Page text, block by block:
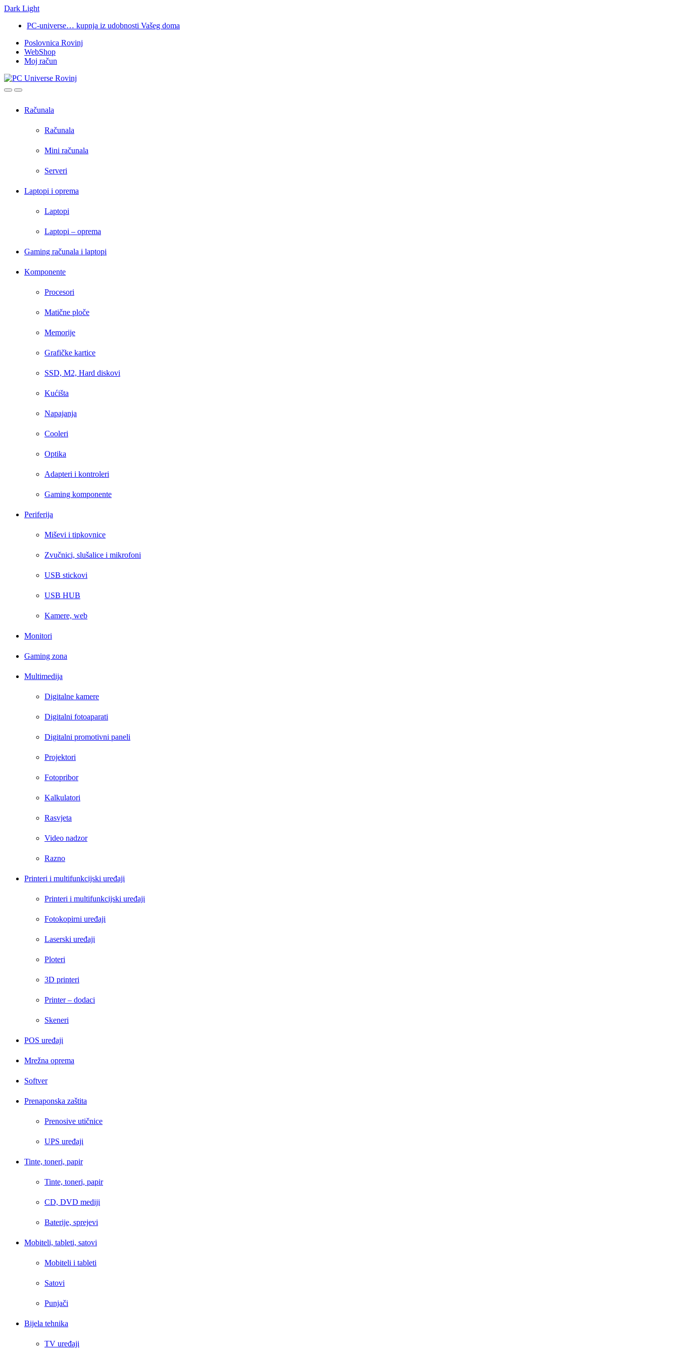
Dark Light
navigation
content
PC-universe… kupnja iz udobnosti Vašeg doma
Poslovnica Rovinj
WebShop
Moj račun
OpenClose
Računala
Računala
Mini računala
Serveri
Laptopi i oprema
Laptopi
Laptopi – oprema
Gaming računala i laptopi
Komponente
Procesori
Matične ploče
Memorije
Grafičke kartice
SSD, M2, Hard diskovi
Kućišta
Napajanja
Cooleri
Optika
Adapteri i kontroleri
Gaming komponente
Periferija
Miševi i tipkovnice
Zvučnici, slušalice i mikrofoni
USB stickovi
USB HUB
Kamere, web
Monitori
Gaming zona
Multimedija
Digitalne kamere
Digitalni fotoaparati
Digitalni promotivni paneli
Projektori
Fotopribor
Kalkulatori
Rasvjeta
Video nadzor
Razno
Printeri i multifunkcijski uređaji
Printeri i multifunkcijski uređaji
Fotokopirni uređaji
Laserski uređaji
Ploteri
3D printeri
Printer – dodaci
Skeneri
POS uređaji
Mrežna oprema
Softver
Prenaponska zaštita
Prenosive utičnice
UPS uređaji
Tinte, toneri, papir
Tinte, toneri, papir
CD, DVD mediji
Baterije, sprejevi
Mobiteli, tableti, satovi
Mobiteli i tableti
Satovi
Punjači
Bijela tehnika
TV uređaji